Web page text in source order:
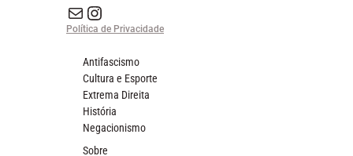
E-mail Instagram do Espaço Antifascista
Política de Privacidade
Antifascismo
Cultura e Esporte
Extrema Direita
História
Negacionismo
Sobre